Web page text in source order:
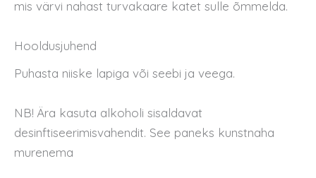
mis värvi nahast turvakaare katet sulle õmmelda.
Hooldusjuhend
Puhasta niiske lapiga või seebi ja veega.
NB! Ära kasuta alkoholi sisaldavat
desinftiseerimisvahendit. See paneks kunstnaha
murenema